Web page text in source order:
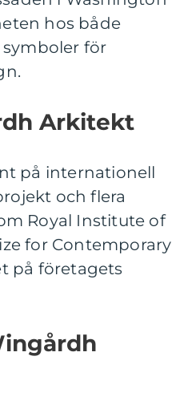
hos både
för
Arkitekt
på internationell
och flera
Royal Institute of
for Contemporary
på företagets